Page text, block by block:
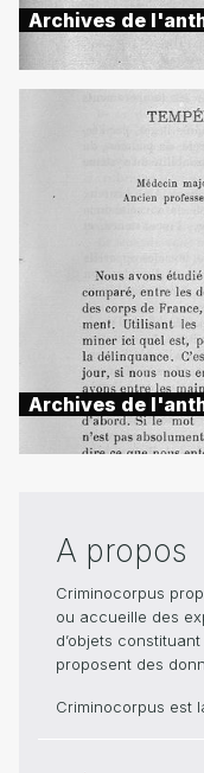
Archives de
Archives de
A propos
Criminocorpus
ou accueille des
d’objets
proposent des
Criminocorpus est